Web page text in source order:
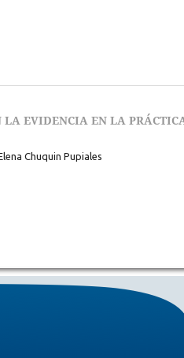
EVIDENCIA EN LA
Chuquin Pupiales